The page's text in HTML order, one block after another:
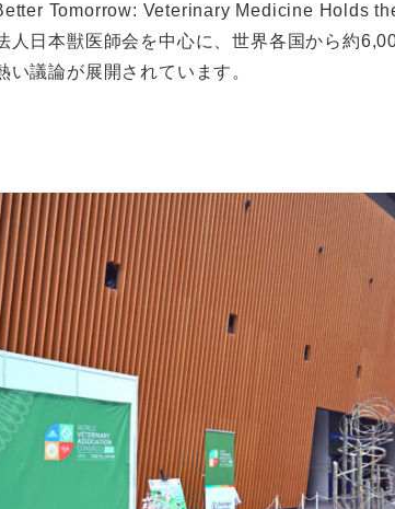
Tomorrow: Veterinary Medicine Holds
人日本獣医師会を中心に、世界各国から約
議論が展開されています。